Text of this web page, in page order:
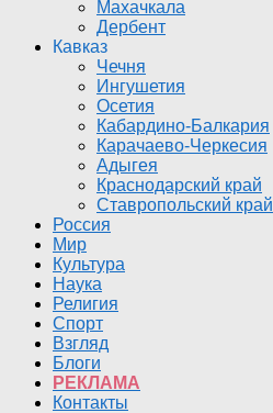
Махачкала
Дербент
Кавказ
Чечня
Ингушетия
Осетия
Кабардино-Балкария
Карачаево-Черкесия
Адыгея
Краснодарский край
Ставропольский край
Россия
Мир
Культура
Наука
Религия
Спорт
Взгляд
Блоги
РЕКЛАМА
Контакты